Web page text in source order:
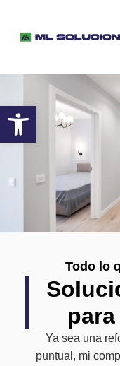
Todo lo
Ya sea una
puntual, mi